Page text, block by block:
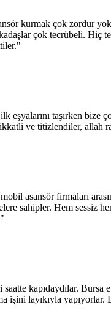
kurmak çok zordur
çok tecrübeli. Hiç
"
eşyalarını taşırken bize
ve titizlendiler, allah
asansör firmaları
sahipler. Hem sessiz
"
kapıdaydılar. Bursa
işini layıkıyla yapıyorlar.